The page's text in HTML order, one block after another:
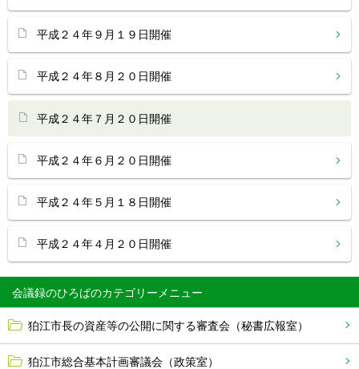
会議録のひろば
狛江市長の資産等の公開に関する審査会（秘書広報室）
狛江市総合基本計画審議会（政策室）
平成２４年９月１９日開催
平成２４年８月２０日開催
平成２４年７月２０日開催
平成２４年６月２０日開催
平成２４年５月１８日開催
平成２４年４月２０日開催